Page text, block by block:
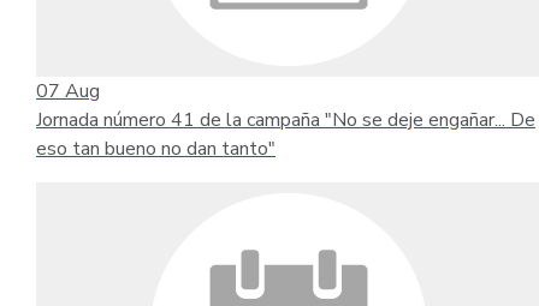
07 Aug
Jornada número 41 de la campaña "No se deje engañar... De
eso tan bueno no dan tanto"